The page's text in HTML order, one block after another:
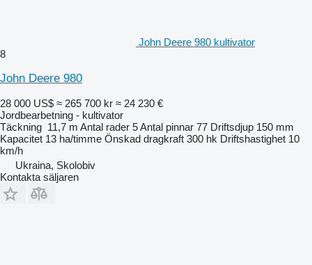
John Deere 980 kultivator
8
John Deere 980
28 000 US$ ≈ 265 700 kr ≈ 24 230 €
Jordbearbetning - kultivator
Täckning 11,7 m Antal rader 5Antal pinnar 77 Driftsdjup 150 mm
Kapacitet 13 ha/timme Önskad dragkraft 300 hk Driftshastighet 10
km/h
Ukraina, Skolobiv
Kontakta säljaren